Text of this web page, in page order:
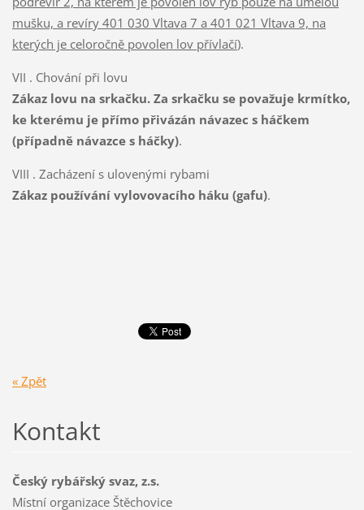
mušku, a revíry 401 030 Vltava 7 a 401 021 Vltava 9, na
kterých je celoročně povolen lov přívlačí).
VII . Chování při lovu
Zákaz lovu na srkačku. Za srkačku se považuje krmítko,
ke kterému je přímo přivázán návazec s háčkem
(případně návazce s háčky).
VIII . Zacházení s ulovenými rybami
Zákaz používání vylovovacího háku (gafu).
« Zpět
Kontakt
Český rybářský svaz, z.s.
Místní organizace Štěchovice